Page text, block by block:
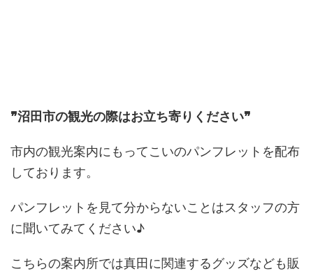
❞沼田市の観光の際はお立ち寄りください❞
市内の観光案内にもってこいのパンフレットを配布
しております。
パンフレットを見て分からないことはスタッフの方
に聞いてみてください♪
こちらの案内所では真田に関連するグッズなども販